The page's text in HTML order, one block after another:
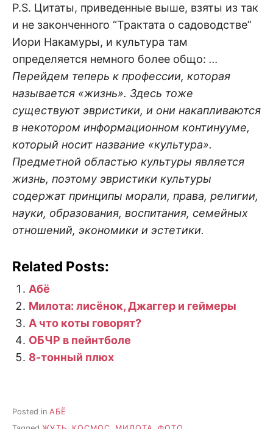
P.S. Цитаты, приведенные выше, взяты из так
и не законченного “Трактата о садоводстве”
Иори Накамуры, и культура там
определяется немного более общо: …
Перейдем теперь к профессии, которая
называется «жизнь». Здесь тоже
существуют эвристики, и они накапливаются
в некотором информационном континууме,
который носит название «культура».
Предметной областью культуры является
жизнь, поэтому эвристики культуры
содержат принципы морали, права, религии,
науки, образования, воспитания, семейных
отношений, экономики и эстетики.
Related Posts:
Абё
Милота: лисёнок, Джаггер и геймеры
А что коты говорят?
ОБЧР в пейнтболе
8-тонный плюх
Posted in АБЁ